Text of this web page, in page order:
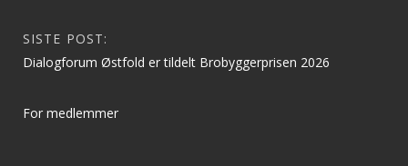
SISTE POST:
Dialogforum Østfold er tildelt Brobyggerprisen 2026
For medlemmer